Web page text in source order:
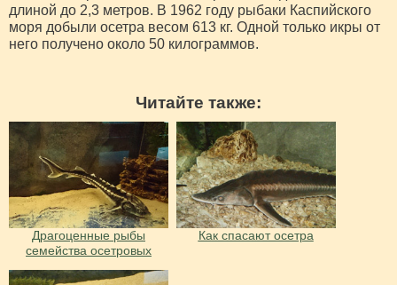
длиной до 2,3 метров. В 1962 году рыбаки Каспийского
моря добыли осетра весом 613 кг. Одной только икры от
него получено около 50 килограммов.
Читайте также:
Драгоценные рыбы
семейства осетровых
Как спасают осетра